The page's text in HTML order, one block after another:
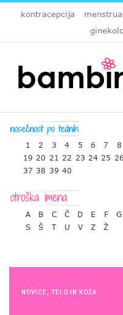
kontracepcija
1 2 3 4 5 6 7 8
19 20 21 22 23 24 25 26
37 38 39 40
A B C Č D E F G
S
Š T U V Z Ž
NOVICE TELO IN KOŽA